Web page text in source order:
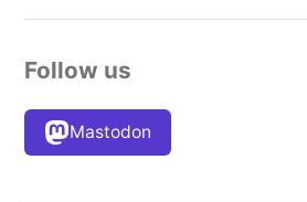
Follow us
Mastodon